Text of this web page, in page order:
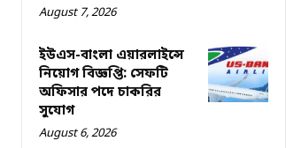
August 7, 2026
ইউএস-বাংলা এয়ারলাইন্সে
নিয়োগ বিজ্ঞপ্তি: সেফটি
অফিসার পদে চাকরির
সুযোগ
August 6, 2026